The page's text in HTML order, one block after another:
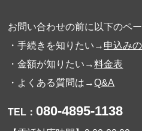
お問い合わせの前に以下のペ
・手続きを知りたい→ 申込み
・金額が知りたい→料金表
・よくある質問は→Q&A
TEL： 080-4895-1138